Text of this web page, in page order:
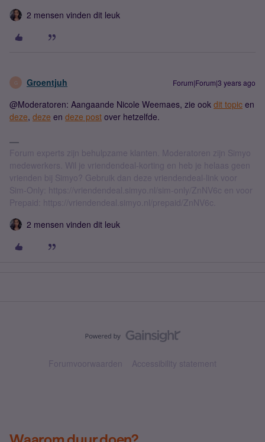
2 mensen vinden dit leuk
G Groentjuh Forum|Forum|3 years ago
@Moderatoren: Aangaande Nicole Weemaes, zie ook dit topic en
deze, deze en deze post over hetzelfde.
Forum experts zijn behulpzame klanten. Moderatoren zijn Simyo
medewerkers. Wil je vriendendeal-korting en heb je helaas geen
vrienden bij Simyo? Gebruik dan deze vriendendeal-link voor
Sim-Only: https://vriendendeal.simyo.nl/sim-only/ZnNV6c en voor
Prepaid: https://vriendendeal.simyo.nl/prepaid/ZnNV6c.
2 mensen vinden dit leuk
Forumvoorwaarden Accessibility statement